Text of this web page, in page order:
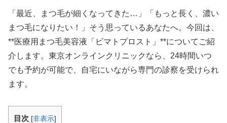
「最近、まつ毛が細くなってきた…」「もっと長く、濃い
まつ毛になりたい！」そう思っているあなたへ。今回は、
**医療用まつ毛美容液「ビマトプロスト」**についてご紹
介します。東京オンラインクリニックなら、24時間いつ
でも予約が可能で、自宅にいながら専門の診察を受けられ
ます。
目次 [非表示]